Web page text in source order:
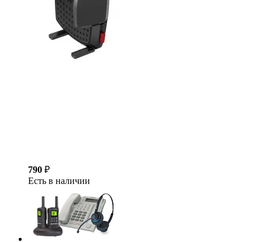
790 ₽
Есть в наличии